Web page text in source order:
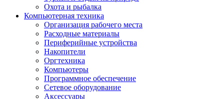
Охота и рыбалка
Компьютерная техника
Организация рабочего места
Расходные материалы
Периферийные устройства
Накопители
Оргтехника
Компьютеры
Программное обеспечение
Сетевое оборудование
Аксессуары